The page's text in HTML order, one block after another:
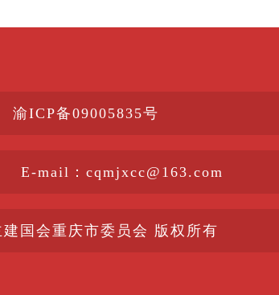
渝ICP备09005835号
E-mail：cqmjxcc@163.com
国会重庆市委员会 版权所有